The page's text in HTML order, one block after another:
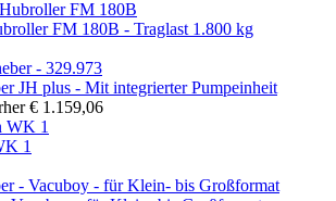
FM 180B - Traglast 1.800 kg
JH plus - Mit integrierter Pumpeinheit
€ 1.159,06
1